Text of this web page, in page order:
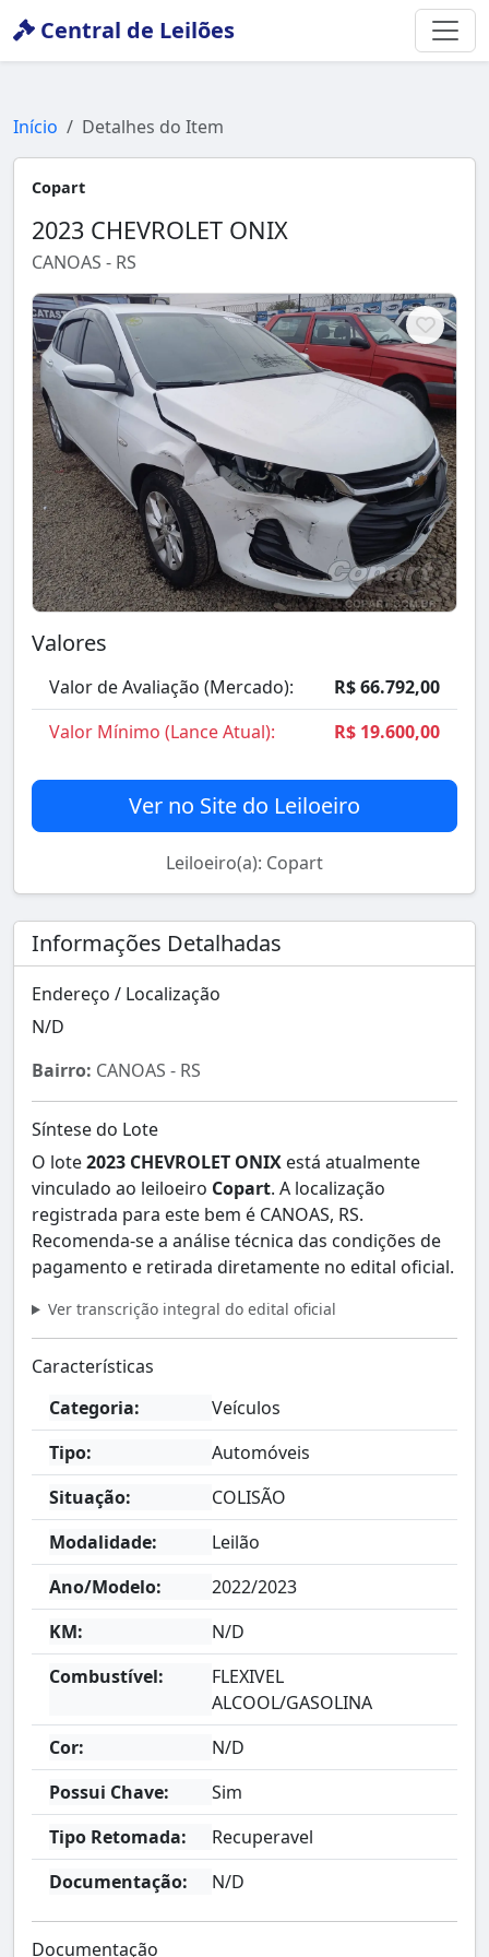
Central de Leilões
Início Detalhes do Item
Copart
2023 CHEVROLET ONIX
CANOAS - RS
Valores
Valor de Avaliação (Mercado):
R$ 66.792,00
Valor Mínimo (Lance Atual):
R$ 19.600,00
Ver no Site do Leiloeiro
Leiloeiro(a): Copart
Informações Detalhadas
Endereço / Localização
N/D
Bairro: CANOAS - RS
Síntese do Lote
O lote2023 CHEVROLET ONIX está atualmente
vinculado ao leiloeiro Copart. A localização
registrada para este bem é CANOAS, RS.
Recomenda-se a análise técnica das condições de
pagamento e retirada diretamente no edital oficial.
Ver transcrição integral do edital oficial
Características
Categoria:
Veículos
Tipo:
Automóveis
Situação:
COLISÃO
Modalidade:
Leilão
Ano/Modelo:
2022/2023
KM:
N/D
Combustível:
FLEXIVEL
ALCOOL/GASOLINA
Cor:
N/D
Possui Chave:
Sim
Tipo Retomada:
Recuperavel
Documentação:
N/D
Documentação